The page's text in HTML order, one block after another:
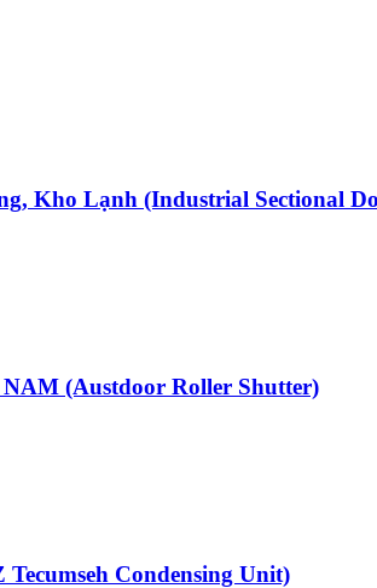
Kho Lạnh (Industrial Sectional
NAM (Austdoor Roller Shutter)
Tecumseh Condensing Unit)